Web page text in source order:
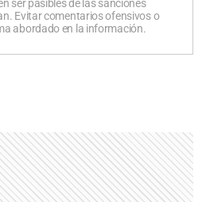
ser pasibles de las sanciones
Evitar comentarios ofensivos o
abordado en la información.